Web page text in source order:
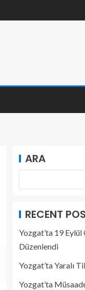
ARA
RECENT
Yozgat’ta 19
Düzenlendi
Yozgat’ta Yaralı
Yozgat’ta